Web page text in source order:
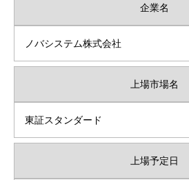
企業名
ノバシステム株式会社
上場市場名
東証スタンダード
上場予定日